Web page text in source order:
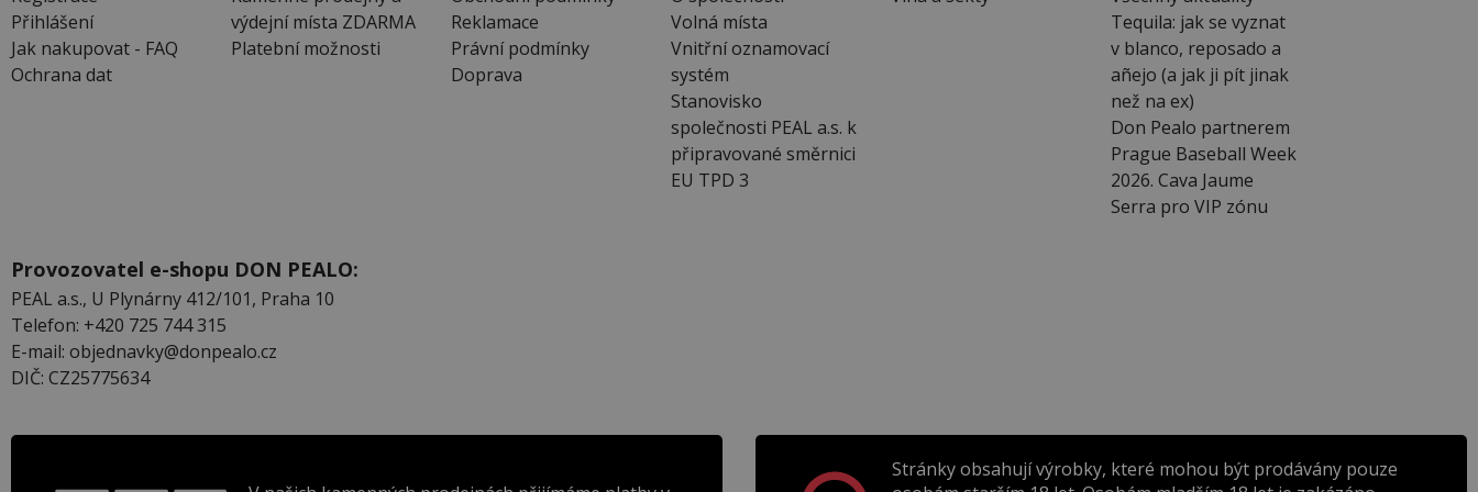
Přihlášení
Jak nakupovat - FAQ
Ochrana dat
výdejní místa ZDARMA
Platební možnosti
Reklamace
Právní podmínky
Doprava
Volná místa
Vnitřní oznamovací
systém
Stanovisko
společnosti PEAL a.s. k
připravované směrnici
EU TPD 3
Tequila: jak se vyznat
v blanco, reposado a
añejo (a jak ji pít jinak
než na ex)
Don Pealo partnerem
Prague Baseball Week
2026. Cava Jaume
Serra pro VIP zónu
Provozovatel e-shopu DON PEALO:
PEAL a.s., U Plynárny 412/101, Praha 10
Telefon: +420 725 744 315
E-mail: objednavky@donpealo.cz
DIČ: CZ25775634
Stránky obsahují výrobky, které mohou být prodávány pouze